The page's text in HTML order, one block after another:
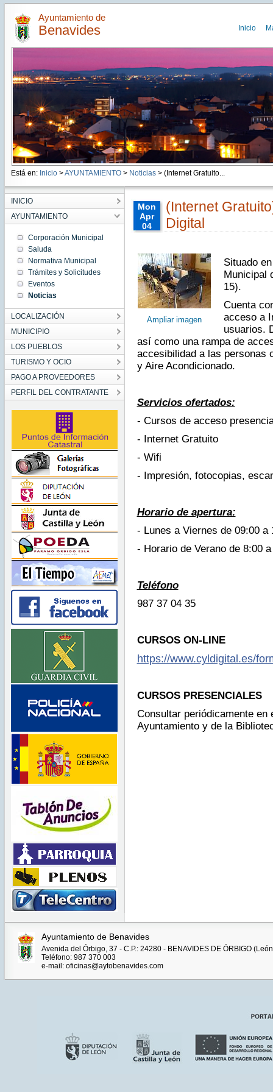
Ayuntamiento de
Benavides Inicio
Está en: Inicio >AYUNTAMIENTO> Noticias> (Internet Gratuito...
INICIO
AYUNTAMIENTO
Corporación Municipal
Saluda
Normativa Municipal
Trámites y Solicitudes
Eventos
Noticias
LOCALIZACIÓN
MUNICIPIO
LOS PUEBLOS
TURISMO Y OCIO
PAGO A PROVEEDORES
PERFIL DEL CONTRATANTE
Mon
Apr
04
2016
Mon
Apr 04
00:00:00
CEST
2016
Mon Apr
04
CEST
(Internet
Digital
Ampliar imagen
Situado
Municipal
15).
Cuenta
acceso a
usuarios.
así como una rampa de
accesibilidad a las personas
y Aire Acondicionado.
Servicios ofertados:
- Cursos de acceso
- Internet Gratuito
- Wifi
- Impresión, fotocopias,
Horario de apertura:
- Lunes a Viernes de 09:00 a
- Horario de Verano de 8:00
Teléfono
987 37 04 35
CURSOS ON-LINE
https://www.cyldigital.es/
CURSOS PRESENCIALES
Consultar periódicamente en
Ayuntamiento y de la
Ayuntamiento de Benavides
Avenida del Órbigo, 37 - C.P.: 24280 - BENAVIDES DE ÓRBIGO
Teléfono: 987 370 003
e-mail: oficinas@aytobenavides.com